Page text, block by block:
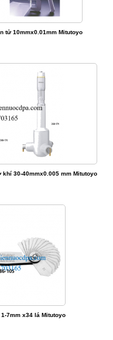
tử 10mmx0.01mm Mitutoyo
30-40mmx0.005 mm Mitutoyo
7mm x34 lá Mitutoyo